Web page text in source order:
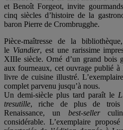
et Benoît Forgeot, invite
cinq siècles d’histoire de la
baron Pierre de Crombrugghe.
Pièce-maîtresse de la
le Viandier, est une rarissime
XIIIe siècle. Orné d’un grand bois
aux fourneaux, cet ouvrage publié
livre de cuisine illustré.
complet parvenu jusqu’à nous.
Un demi-siècle plus tard paraît le
tresutille, riche de plus de trois
Renaissance, un best-seller
considérable. L’exemplaire